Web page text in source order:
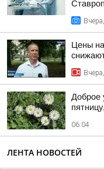
Цены
Доброе
06:04
ЛЕНТА НОВОСТЕЙ